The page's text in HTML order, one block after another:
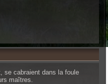
se cabraient dans la foule
maîtres.